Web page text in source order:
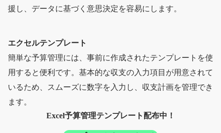
援し、データに基づく意思決定を容易にします。
エクセルテンプレート
簡単な予算管理には、事前に作成されたテンプレートを使
用すると便利です。基本的な収支の入力項目が用意されて
いるため、スムーズに数字を入力し、収支計画を管理でき
ます。
Excel予算管理テンプレート配布中！